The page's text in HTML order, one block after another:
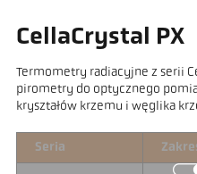
CellaCrystal PX
Termometry radiacyjne z serii
pirometry do optycznego
kryształów krzemu i węglika
Seria